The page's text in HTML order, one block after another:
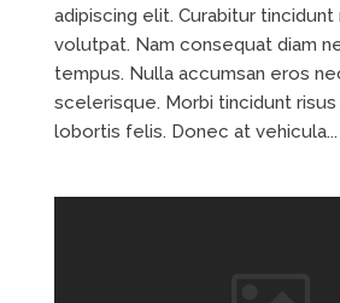
adipiscing elit. Curabitur
volutpat. Nam consequat diam
tempus. Nulla accumsan eros
scelerisque. Morbi tincidunt risus
lobortis felis. Donec at vehicula...